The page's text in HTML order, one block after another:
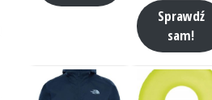
Sprawdź
sam!